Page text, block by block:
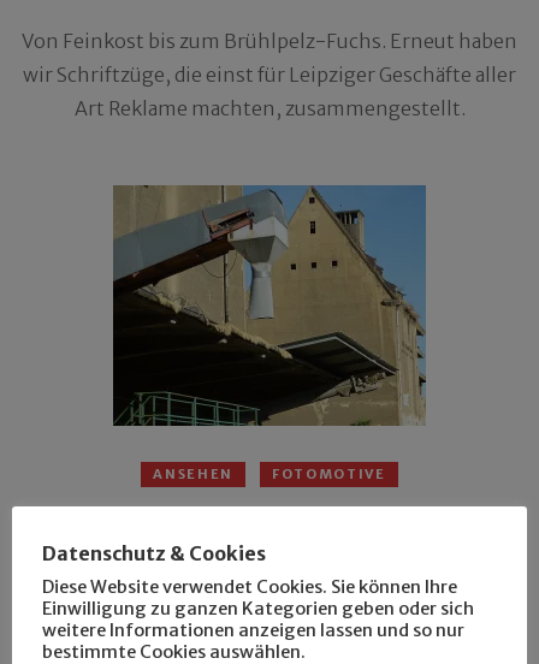
Von Feinkost bis zum Brühlpelz-Fuchs. Erneut haben
wir Schriftzüge, die einst für Leipziger Geschäfte aller
Art Reklame machten, zusammengestellt.
ANSEHEN FOTOMOTIVE
ein 25. Oktober 2013
Was derzeit nur Außenseiter und Wagemutige
fertigbringen, wird in wenigen Jahren zur
Datenschutz & Cookies
Diese Website verwendet Cookies. Sie können Ihre
Einwilligung zu ganzen Kategorien geben oder sich
weitere Informationen anzeigen lassen und so nur
bestimmte Cookies auswählen.